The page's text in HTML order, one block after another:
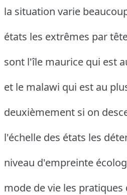
la situation varie
états les extrêmes par
sont l'île maurice qui est
et le malawi qui est au
deuxièmement si on
l'échelle des états les
niveau d'empreinte
mode de vie les pratiques